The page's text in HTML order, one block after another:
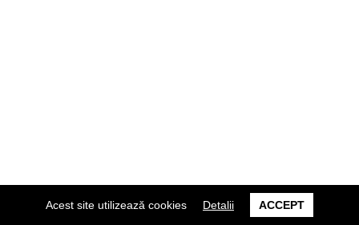
Acest site utilizează cookies Detalii ACCEPT